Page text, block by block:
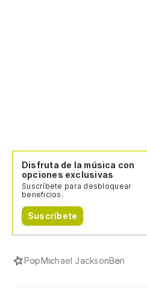
Disfruta de la música con
opciones exclusivas
Suscríbete para desbloquear
beneficios.
Suscríbete
PopMichael JacksonBen